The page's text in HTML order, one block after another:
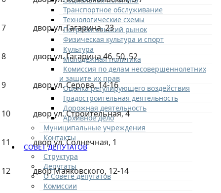
Транспортное обслуживание
Технологические схемы
Потребительский рынок
Физическая культура и спорт
Культура
Молодежная политика
Комиссия по делам несовершеннолетних
и защите их прав
Оценка регулирующего воздействия
Градостроительная деятельность
Дорожная деятельность
Архивное дело
Муниципальные учреждения
Контакты
СОВЕТ ДЕПУТАТОВ
Структура
Депутаты
О Совете депутатов
Комиссии
7 двор ул. Гагарина, 23
8 двор ул. Гагарина 46, 50, 52
9 двор ул. Серова, 14-16
10 двор ул. Строительная, 4
11 двор ул. Солнечная, 1
12 двор Маяковского, 12-14